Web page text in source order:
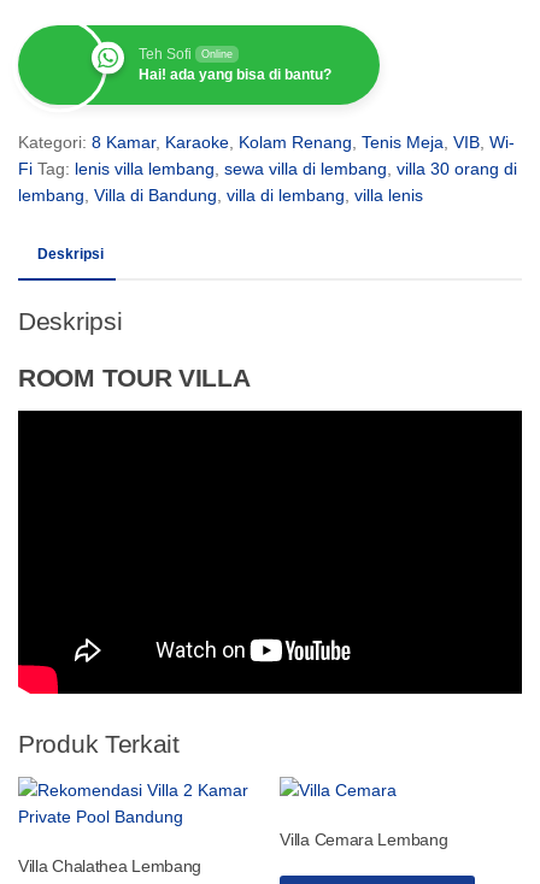
Teh Sofi Online
Hai! ada yang bisa di bantu?
Kategori: 8 Kamar, Karaoke, Kolam Renang, Tenis Meja, VIB, Wi-
Fi Tag: lenis villa lembang, sewa villa di lembang, villa 30 orang di
lembang, Villa di Bandung, villa di lembang, villa lenis
Deskripsi
Deskripsi
ROOM TOUR VILLA
Produk Terkait
Villa Chalathea Lembang
Villa Cemara Lembang